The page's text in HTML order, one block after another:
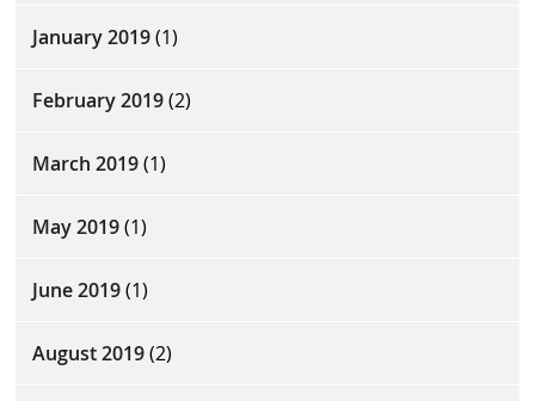
January 2019(1)
February 2019(2)
March 2019(1)
May 2019(1)
June 2019(1)
August 2019(2)